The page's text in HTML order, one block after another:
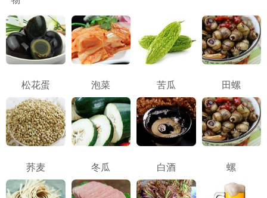
松花蛋 泡菜 苦瓜 田螺
荞麦 冬瓜 白酒 螺